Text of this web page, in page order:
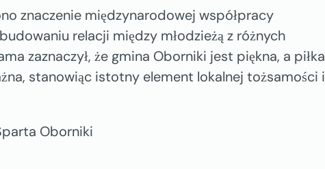
znaczenie międzynarodowej współpracy
relacji między młodzieżą z różnych
zaznaczył, że gmina Oborniki jest piękna, a piłka
stanowiąc istotny element lokalnej tożsamości i
Oborniki